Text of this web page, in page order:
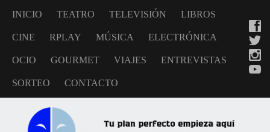
INICIO TEATRO TELEVISIÓN LIBROS
CINE RPLAY MÚSICA ELECTRÓNICA
OCIO GOURMET VIAJES ENTREVISTAS
SORTEO CONTACTO